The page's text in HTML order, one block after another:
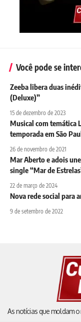
Você pode se
Zeeba libera duas
(Deluxe)”
15 de dezembro de 2023
Musical com temática
temporada em São
26 de novembro de 2021
Mar Aberto e adois
single “Mar de
22 de março de 2024
Nova rede social para
9 de setembro de 2022
As notícias que moldam